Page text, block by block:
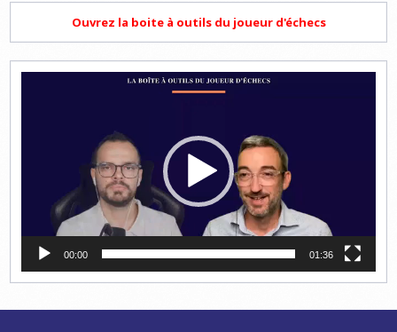
Ouvrez la boite à outils du joueur d'échecs
00:00 01:36